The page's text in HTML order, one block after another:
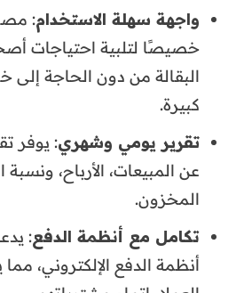
واجهة سهلة الاستخدام:
خصيصًا لتلبية احتياجات
البقالة من دون الحاجة إلى
كبيرة.
تقرير يومي وشهري: يوفر
عن المبيعات، الأرباح،
المخزون.
تكامل مع أنظمة الدفع:
أنظمة الدفع الإلكتروني،